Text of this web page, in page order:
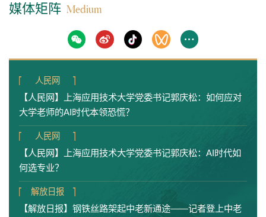
媒体矩阵 Medium
人民网
【人民网】上海应用技术大学党委书记郭庆松：如何应对
大学老师的AI时代本领恐慌？
人民网
【人民网】上海应用技术大学党委书记郭庆松：AI时代如
何选专业？
解放日报
【解放日报】钢铁丝路架起中老新通途——记者登上中老